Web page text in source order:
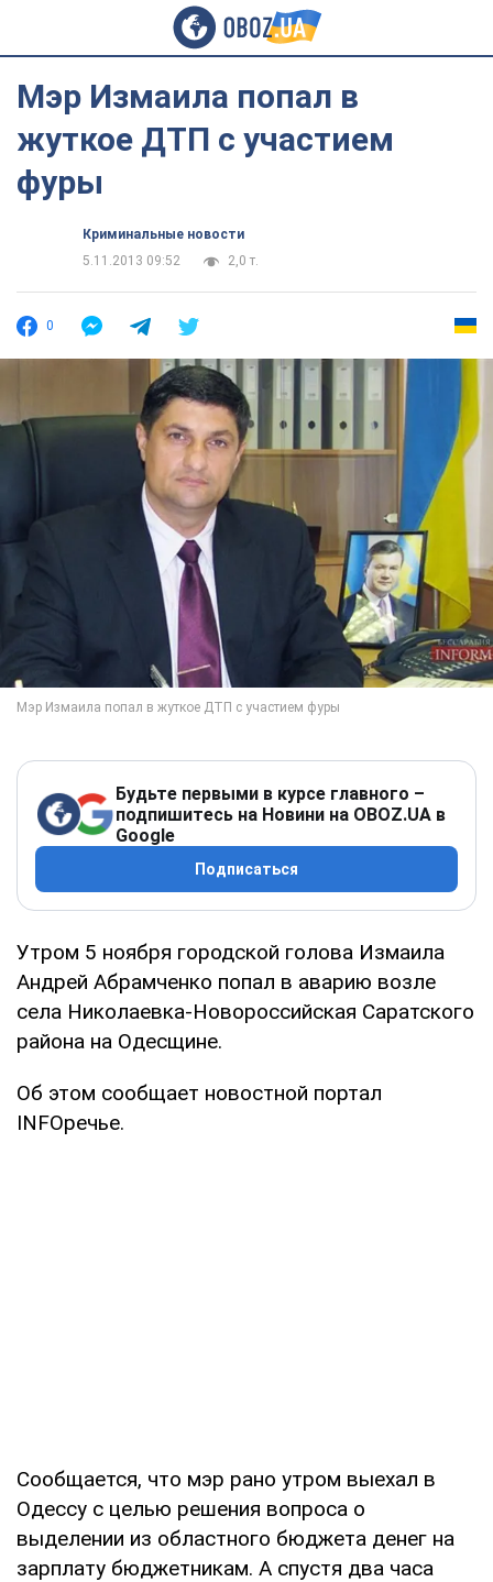
Мэр Измаила попал в
жуткое ДТП с участием
фуры
Криминальные новости
5.11.2013 09:52
2,0 т.
0
Будьте первыми в курсе главного –
подпишитесь на Новини на OBOZ.UA в
Google
Подписаться
Утром 5 ноября городской голова Измаила
Андрей Абрамченко попал в аварию возле
села Николаевка-Новороссийская Саратского
района на Одесщине.
Об этом сообщает новостной портал
INFOречье.
Сообщается, что мэр рано утром выехал в
Одессу с целью решения вопроса о
выделении из областного бюджета денег на
зарплату бюджетникам. А спустя два часа